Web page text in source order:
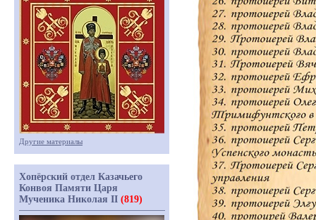
Другие материалы
Хопёрский отдел Казачьего
Конвоя Памяти Царя
Мученика Николая II (819)